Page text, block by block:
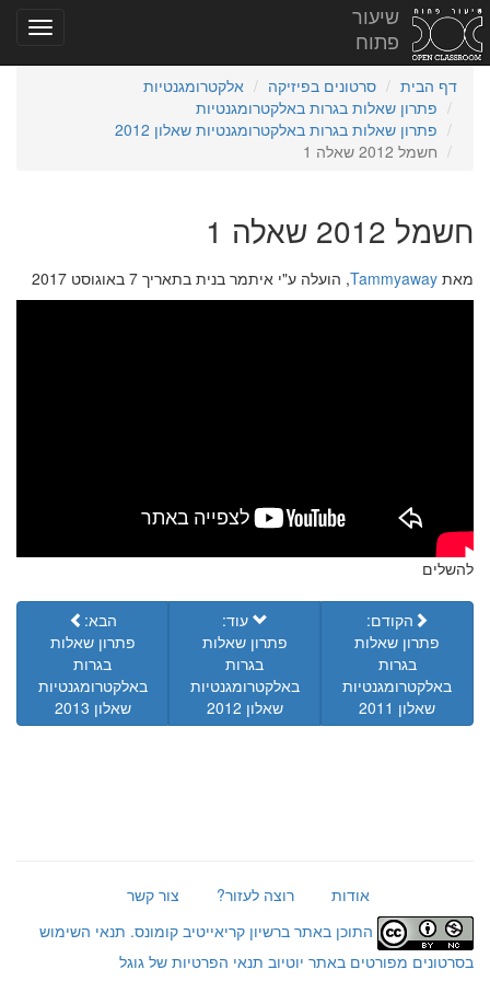
שיעור
פתוח
דף הבית סרטונים בפיזיקה
אלקטרומגנטיות
פתרון שאלות בגרות באלקטרומגנטיות
פתרון שאלות בגרות באלקטרומגנטיות שאלון 2012
חשמל 2012 שאלה 1
חשמל 2012 שאלה 1
מאת Tammyaway, הועלה ע"י איתמר בנית בתאריך 7 באוגוסט 2017
להשלים
הקודם:
פתרון שאלות
בגרות
באלקטרומגנטיות
שאלון 2011
עוד:
פתרון שאלות
בגרות
באלקטרומגנטיות
שאלון 2012
הבא:
פתרון שאלות
בגרות
באלקטרומגנטיות
שאלון 2013
אודות רוצה לעזור?
צור קשר
התוכן באתר ברשיון קריאייטיב קומונס. תנאי השימוש
בסרטונים מפורטים באתר יוטיוב תנאי הפרטיות של גוגל